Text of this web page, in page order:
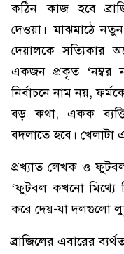
কঠিন কাজ হবে
দেওয়া। মাঝমাঠে
দেয়ালকে সত্যিকার
একজন প্রকৃত ‘নম্বর
নির্বাচনে নাম নয়,
বড় কথা, একক
বদলাতে হবে।
প্রখ্যাত লেখক ও
‘ফুটবল কখনো মিথ্যে
করে দেয়-যা দলগুলো
ব্রাজিলের এবারের